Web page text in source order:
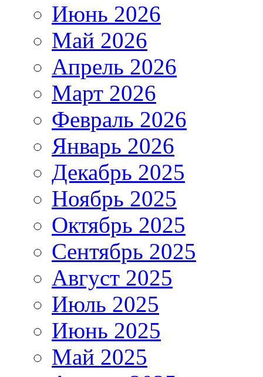
Июнь 2026
Май 2026
Апрель 2026
Март 2026
Февраль 2026
Январь 2026
Декабрь 2025
Ноябрь 2025
Октябрь 2025
Сентябрь 2025
Август 2025
Июль 2025
Июнь 2025
Май 2025